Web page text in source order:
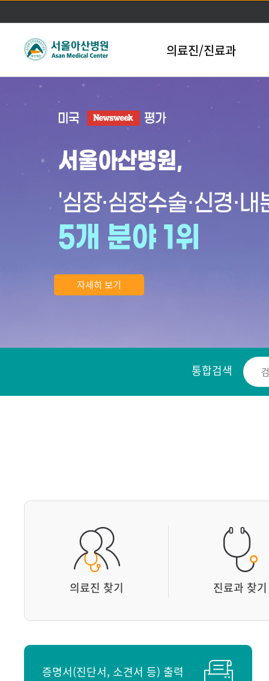
본문바로가기
의료진/진료과
자세히 보기
통합검색
의료진 찾기 진료과 찾기
증명서(진단서, 소견서 등) 출력